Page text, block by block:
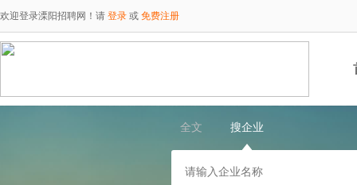
欢迎登录溧阳招聘网！请 登录 或 免费注册
全文 搜企业